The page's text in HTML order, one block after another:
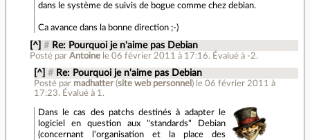
dans le système de suivis de bogue comme chez debian.
Ca avance dans la bonne direction ;-)
[^] # Re: Pourquoi je n'aime pas Debian
Posté par Antoine le 06 février 2011 à 17:16. Évalué à -2.
[^] # Re: Pourquoi je n'aime pas Debian
Posté par madhatter(site web personnel ) le 06 février 2011 à
17:23. Évalué à 1 .
Dans le cas des patchs destinés à adapter le
logiciel en question aux "standards" Debian
(concernant l'organisation et la place des